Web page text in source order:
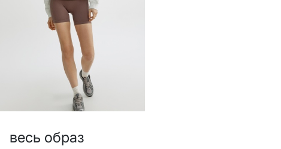
ДЕТСТВО
ПО КОМНАТАМ
ВСЕЛЕННАЯ ВИГГЕ
СКОРО В ПРОДАЖЕ
РАСПРОДАЖА ДО -50%
ПОДАРОЧНЫЕ СЕРТИФИКАТЫ
весь образ